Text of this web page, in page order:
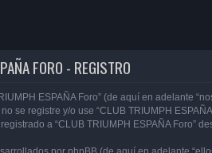
FORO - REGISTRO
ESPAÑA Foro” (de aquí en adelante
se registre y/o use “CLUB TRIUMPH
a “CLUB TRIUMPH ESPAÑA Foro”